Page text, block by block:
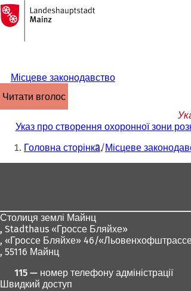
Перейти до змісту
На
головну
сторінку
Місцеве законодавство
читати вголос
Указ про створення охоронної зони
Ти
тут:
Головна сторінка Місцеве
Столиця землі Майнц
, Stadthaus «Гроссе Бляйхе»
, «Гроссе Бляйхе» 46/
, 55116 Майнц
115 — номер телефону адміністрації
Швидкий доступ